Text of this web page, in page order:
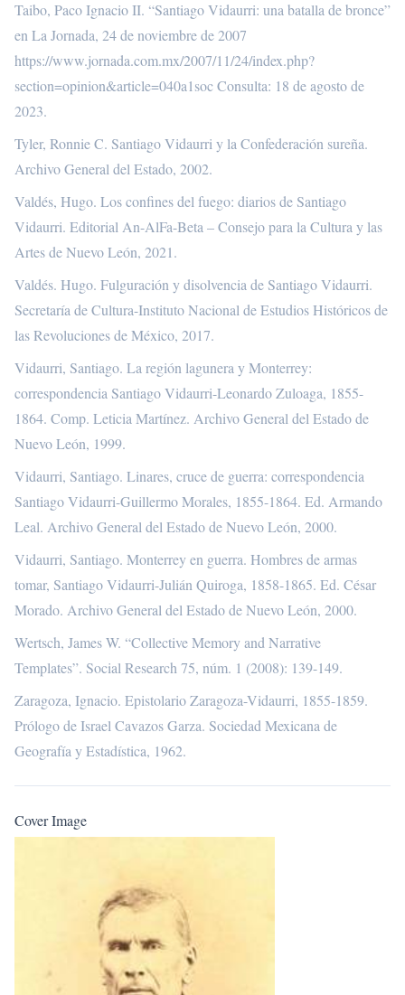
Taibo, Paco Ignacio II. “Santiago Vidaurri: una batalla de bronce”
en La Jornada, 24 de noviembre de 2007
https://www.jornada.com.mx/2007/11/24/index.php?
section=opinion&article=040a1socConsulta: 18 de agosto de
2023.
Tyler, Ronnie C. Santiago Vidaurri y la Confederación sureña.
Archivo General del Estado, 2002.
Valdés, Hugo. Los confines del fuego: diarios de Santiago
Vidaurri. Editorial An-AlFa-Beta – Consejo para la Cultura y las
Artes de Nuevo León, 2021.
Valdés. Hugo. Fulguración y disolvencia de Santiago Vidaurri.
Secretaría de Cultura-Instituto Nacional de Estudios Históricos de
las Revoluciones de México, 2017.
Vidaurri, Santiago. La región lagunera y Monterrey:
correspondencia Santiago Vidaurri-Leonardo Zuloaga, 1855-
1864. Comp. Leticia Martínez. Archivo General del Estado de
Nuevo León, 1999.
Vidaurri, Santiago. Linares, cruce de guerra: correspondencia
Santiago Vidaurri-Guillermo Morales, 1855-1864. Ed. Armando
Leal. Archivo General del Estado de Nuevo León, 2000.
Vidaurri, Santiago. Monterrey en guerra. Hombres de armas
tomar, Santiago Vidaurri-Julián Quiroga, 1858-1865. Ed. César
Morado. Archivo General del Estado de Nuevo León, 2000.
Wertsch, James W. “Collective Memory and Narrative
Templates”. Social Research 75, núm. 1 (2008): 139-149.
Zaragoza, Ignacio. Epistolario Zaragoza-Vidaurri, 1855-1859.
Prólogo de Israel Cavazos Garza. Sociedad Mexicana de
Geografía y Estadística, 1962.
Cover Image